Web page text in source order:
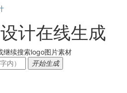
计在线生成
继续搜索logo图片素材
开始生成